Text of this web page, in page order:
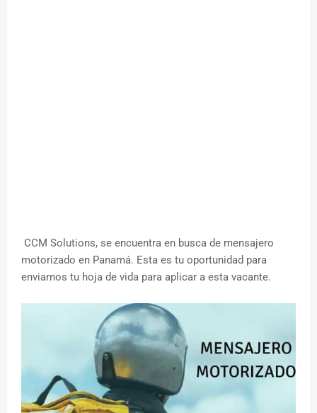
CCM Solutions, se encuentra en busca de mensajero
motorizado en Panamá. Esta es tu oportunidad para
enviarnos tu hoja de vida para aplicar a esta vacante.